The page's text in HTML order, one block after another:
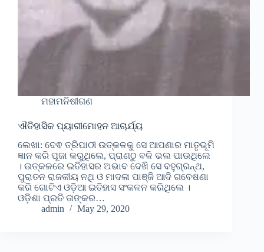
ମହାମନିଷୀଗଣ
ଐତିହାସିକ ପ୍ୟାରୀମୋହନ ଆଚାର୍ଯ୍ୟ
ଲେଖା: ଦେଵ ତ୍ରିପାଠୀ ଉତ୍କଳକୁ ସେ ଆପଣାର ମାତୃଭୂମି
ଜ୍ଞାନ କରି ପୂଜା କରୁଥିଲେ, ପ୍ରାଣଠୁ ବଳି ଭଲ ପାଉଥିଲେ
। ଉତ୍କଳରେ ଇତିହାସର ଅଭାବ ଦେଖି ସେ ବହୁଗ୍ରନ୍ଥ,
ପୁରାତନ ରାଜକୀୟ ନଥି ଓ ମାଦଳା ପାଞ୍ଜି ଆଦି ଗବେଷଣା
କରି ଗୋଟିଏ ଓଡ଼ିଆ ଇତିହାସ ସଂକଳନ କରିଥିଲେ ।
ଓଡ଼ିଶା ପ୍ରତି ତାଙ୍କର…
admin
May 29, 2020